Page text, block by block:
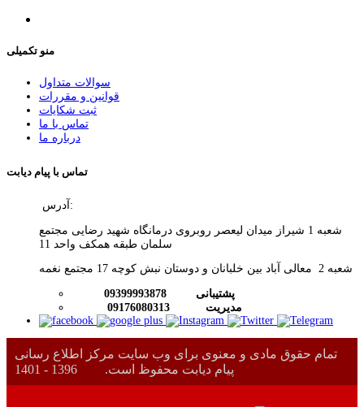
منو تکمیلی
سوالات متداول
قوانین و مقررات
ثبت شکایات
تماس با ما
درباره ما
تماس با پیام دیابت
آدرس:
شعبه 1 شیراز میدان لیعصر روبروی درمانگاه شهید رضایی مجتمع
سلمان طبقه همکف واحد 11
شعبه 2 معالی آباد بین خلبانان و دوستان نبش کوچه 17 مجتمع نغمه
پشتیبانی 09399993878
09176080313 مدیریت
تمام حقوق مادی و معنوی برای وب سایت مرکز اطلاع رسانی
پیام دیابت محفوظ است.
1396 - 1401